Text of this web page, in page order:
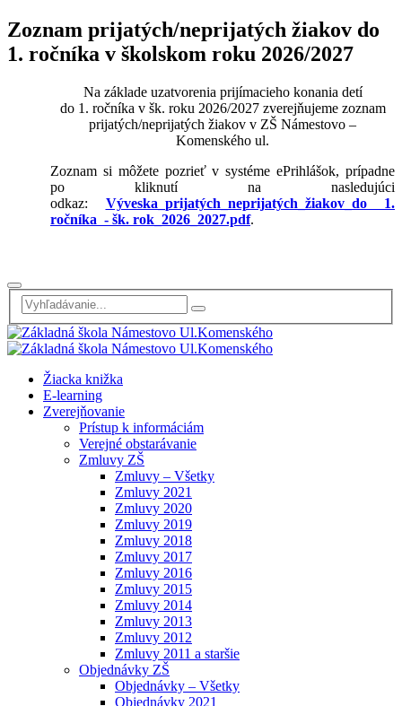
Zoznam prijatých/neprijatých žiakov do
1. ročníka v školskom roku 2026/2027
Na základe uzatvorenia prijímacieho konania detí
do 1. ročníka v šk. roku 2026/2027 zverejňujeme zoznam
prijatých/neprijatých žiakov v ZŠ Námestovo –
Komenského ul.
Zoznam si môžete pozrieť v systéme ePrihlášok, prípadne
po kliknutí na nasledujúci
odkaz: Výveska_prijatých_neprijatých_žiakov_do 1.
ročníka - šk. rok_2026_2027.pdf.
Žiacka knižka
E-learning
Zverejňovanie
Prístup k informáciám
Verejné obstarávanie
Zmluvy ZŠ
Zmluvy – Všetky
Zmluvy 2021
Zmluvy 2020
Zmluvy 2019
Zmluvy 2018
Zmluvy 2017
Zmluvy 2016
Zmluvy 2015
Zmluvy 2014
Zmluvy 2013
Zmluvy 2012
Zmluvy 2011 a staršie
Objednávky ZŠ
Objednávky – Všetky
Objednávky 2021